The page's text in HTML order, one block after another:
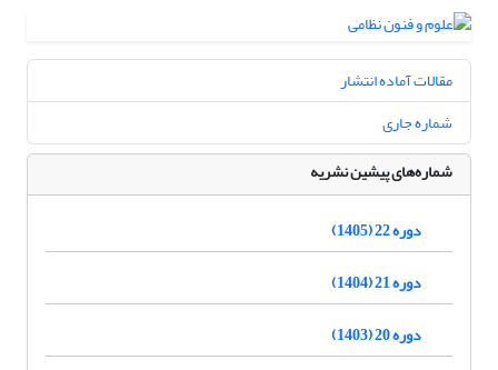
مقالات آماده انتشار
شماره جاری
شماره‌های پیشین نشریه
دوره 22 (1405)
دوره 21 (1404)
دوره 20 (1403)